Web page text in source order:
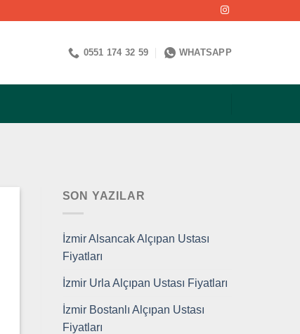
0551 174 32 59 WHATSAPP
SON YAZILAR
İzmir Alsancak Alçıpan Ustası
Fiyatları
İzmir Urla Alçıpan Ustası Fiyatları
İzmir Bostanlı Alçıpan Ustası
Fiyatları